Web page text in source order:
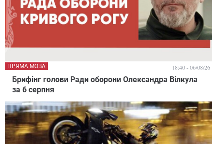
Брифінг голови Ради оборони Олександра Вілкула
за 6 серпня
ПРЯМА МОВА 18:40 - 06/08/26